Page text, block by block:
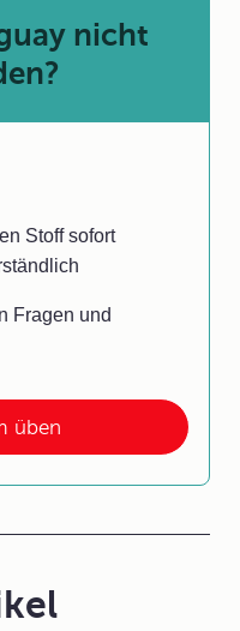
üben
nicht
Stoff sofort
Fragen und